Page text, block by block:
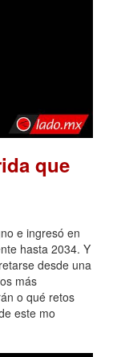
que
e ingresó en
hasta 2034. Y
desde una
más
o qué retos
este mo